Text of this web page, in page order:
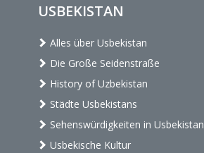
USBEKISTAN
Alles über Usbekistan
Die Große Seidenstraße
History of Uzbekistan
Städte Usbekistans
Sehenswürdigkeiten in Usbekistan
Usbekische Kultur